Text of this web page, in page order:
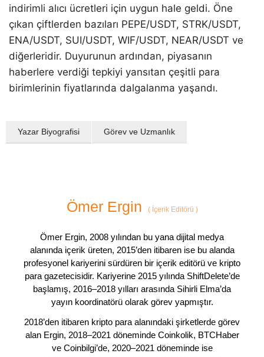
indirimli alıcı ücretleri için uygun hale geldi. Öne
çıkan çiftlerden bazıları PEPE/USDT, STRK/USDT,
ENA/USDT, SUI/USDT, WIF/USDT, NEAR/USDT ve
diğerleridir. Duyurunun ardından, piyasanın
haberlere verdiği tepkiyi yansıtan çeşitli para
birimlerinin fiyatlarında dalgalanma yaşandı.
Yazar Biyografisi Görev ve Uzmanlık
Ömer Ergin (İçerik Editörü )
Ömer Ergin, 2008 yılından bu yana dijital medya
alanında içerik üreten, 2015’den itibaren ise bu alanda
profesyonel kariyerini sürdüren bir içerik editörü ve kripto
para gazetecisidir. Kariyerine 2015 yılında ShiftDelete’de
başlamış, 2016–2018 yılları arasında Sihirli Elma’da
yayın koordinatörü olarak görev yapmıştır.
2018’den itibaren kripto para alanındaki şirketlerde görev
alan Ergin, 2018–2021 döneminde Coinkolik, BTCHaber
ve Coinbilgi’de, 2020–2021 döneminde ise